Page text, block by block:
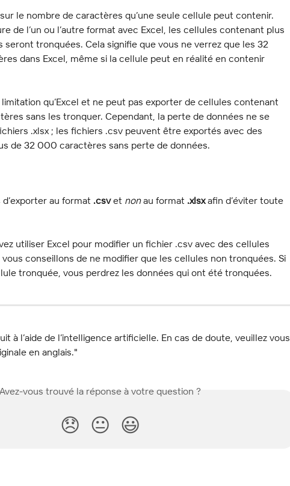
le nombre de caractères qu’une seule cellule peut contenir.
de l’un ou l’autre format avec Excel, les cellules contenant plus
tronquées. Cela signifie que vous ne verrez que les 32
dans Excel, même si la cellule peut en réalité en contenir
qu’Excel et ne peut pas exporter de cellules contenant
sans les tronquer. Cependant, la perte de données ne se
.xlsx ; les fichiers .csv peuvent être exportés avec des
de 32 000 caractères sans perte de données.
au format .csv et non au format .xlsx afin d’éviter toute
utiliser Excel pour modifier un fichier .csv avec des cellules
conseillons de ne modifier que les cellules non tronquées. Si
tronquée, vous perdrez les données qui ont été tronquées.
à l’aide de l’intelligence artificielle. En cas de doute, veuillez vous
en anglais."
Avez-vous trouvé la réponse à votre question ?
😞 😐 😃